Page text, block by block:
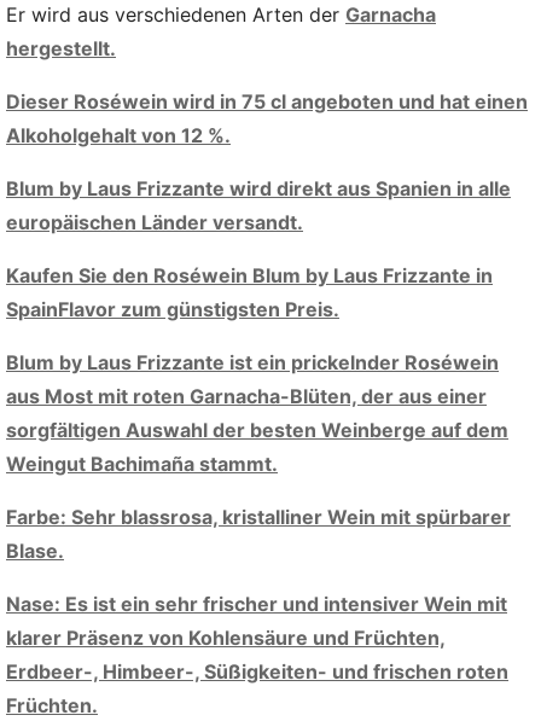
Er wird aus verschiedenen Arten der Garnacha
hergestellt.
Dieser Roséwein wird in 75 cl angeboten und hat einen
Alkoholgehalt von 12 %.
Blum by Laus Frizzante wird direkt aus Spanien in alle
europäischen Länder versandt.
Kaufen Sie den Roséwein Blum by Laus Frizzante in
SpainFlavor zum günstigsten Preis.
Blum by Laus Frizzante ist ein prickelnder Roséwein
aus Most mit roten Garnacha-Blüten, der aus einer
sorgfältigen Auswahl der besten Weinberge auf dem
Weingut Bachimaña stammt.
Farbe: Sehr blassrosa, kristalliner Wein mit spürbarer
Blase.
Nase: Es ist ein sehr frischer und intensiver Wein mit
klarer Präsenz von Kohlensäure und Früchten,
Erdbeer-, Himbeer-, Süßigkeiten- und frischen roten
Früchten.